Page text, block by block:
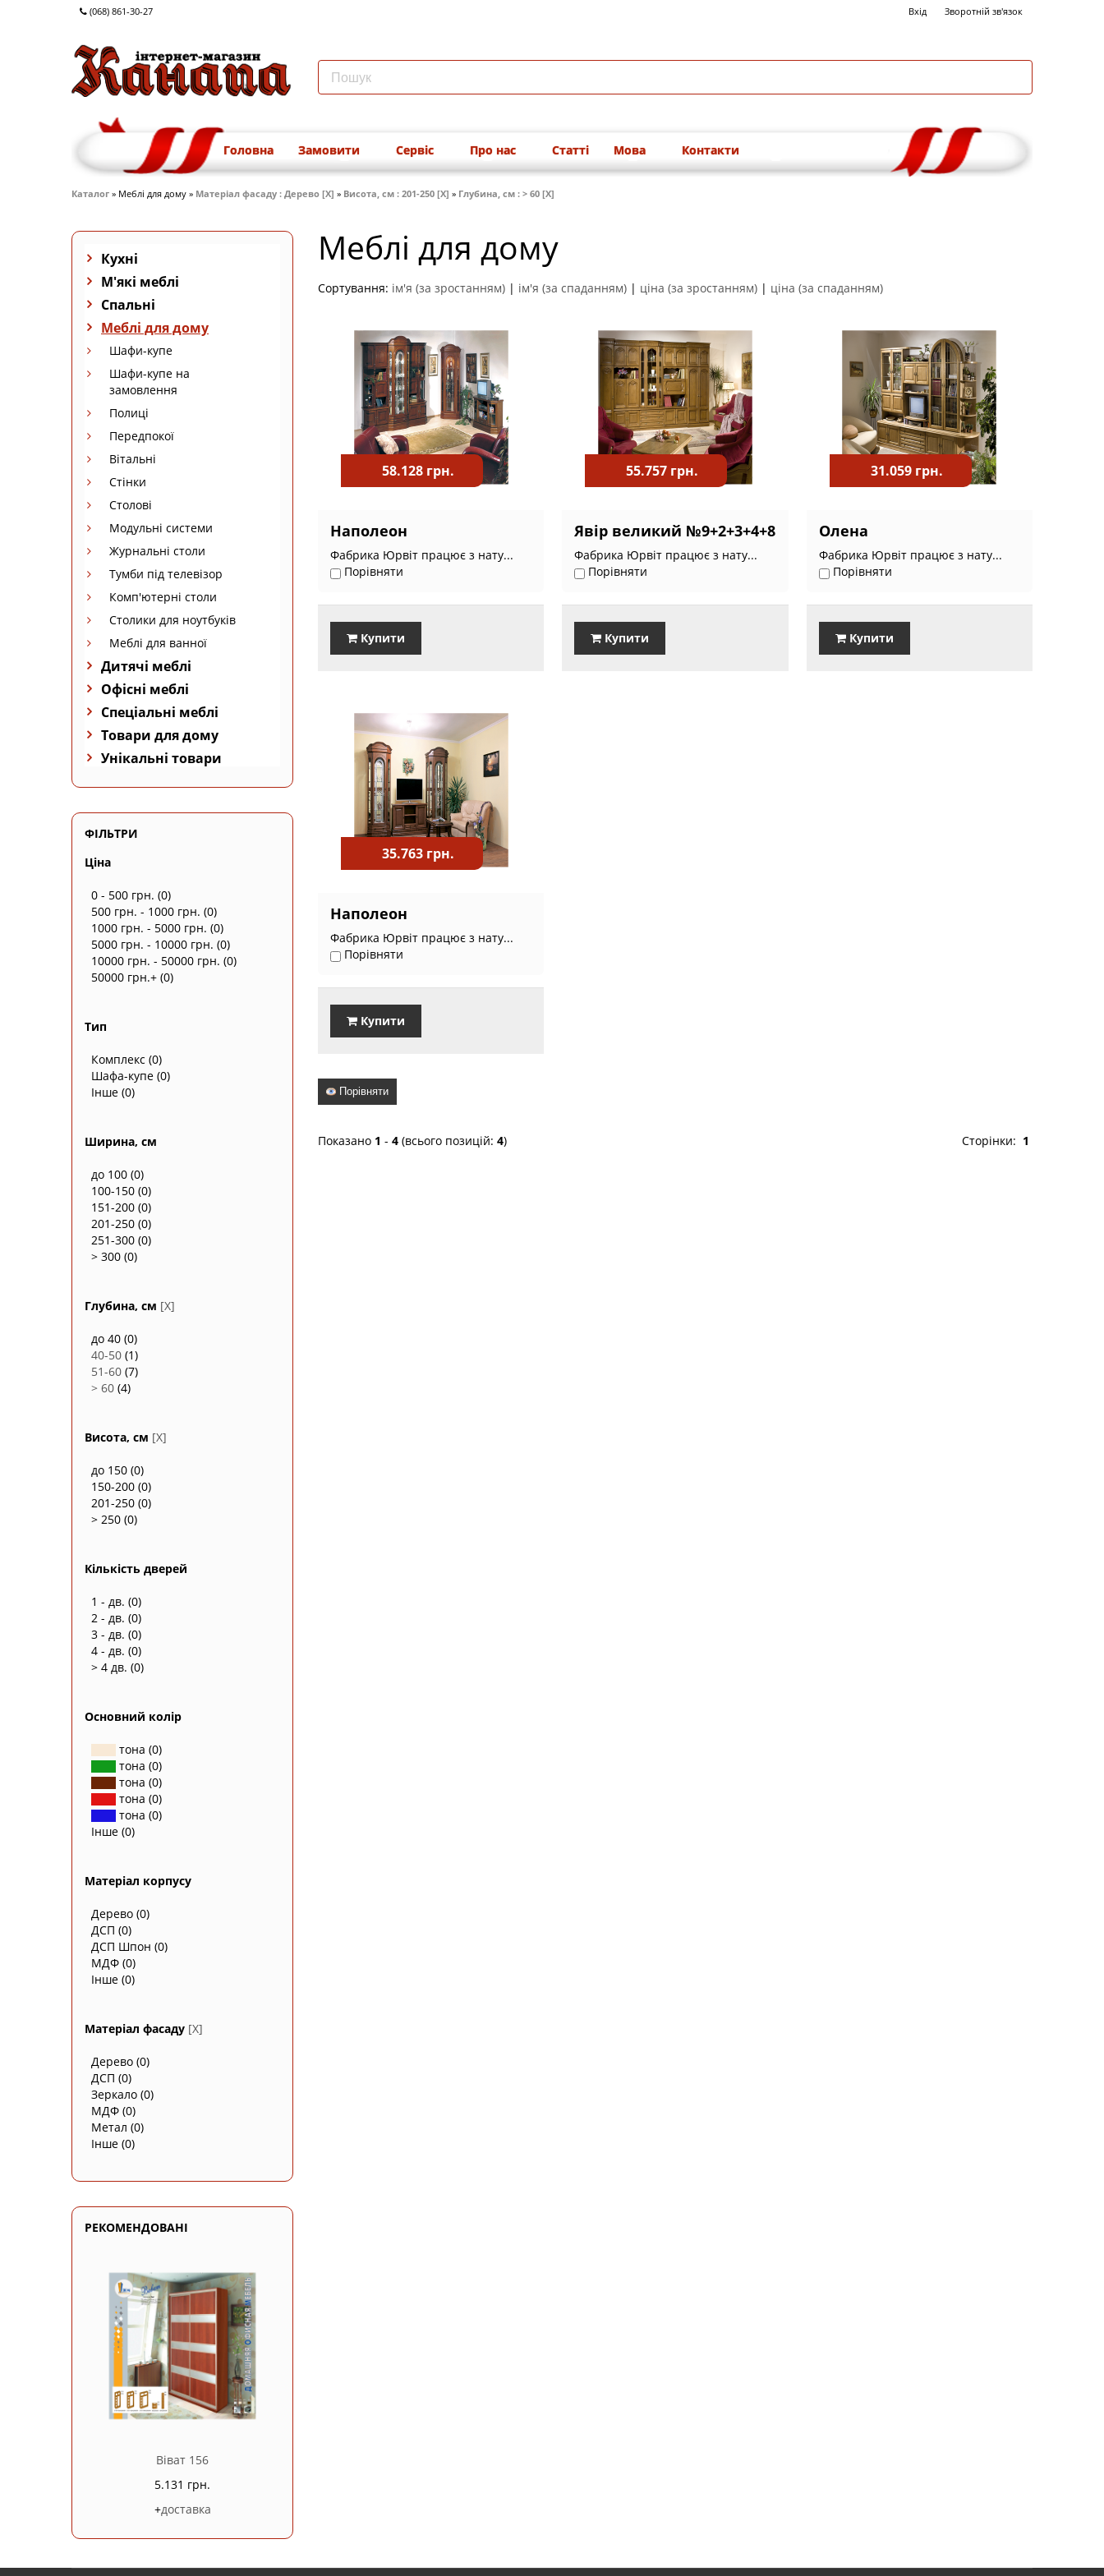
(068) 861-30-27 Вхід Зворотній зв'язок
Головна Замовити Сервіс Про нас Статті Мова Контакти
Каталог » Меблі для дому » Матеріал фасаду : Дерево [X] » Висота, см : 201-250 [X] » Глубина, см : > 60 [X]
Кухні
М'які меблі
Спальні
Меблі для дому
Шафи-купе
Шафи-купе на
замовлення
Полиці
Передпокої
Вітальні
Стінки
Столові
Модульні системи
Журнальні столи
Тумби під телевізор
Комп'ютерні столи
Столики для ноутбуків
Меблі для ванної
Дитячі меблі
Офісні меблі
Спеціальні меблі
Товари для дому
Унікальні товари
ФІЛЬТРИ
Ціна
0 - 500 грн. (0)
500 грн. - 1000 грн. (0)
1000 грн. - 5000 грн. (0)
5000 грн. - 10000 грн. (0)
10000 грн. - 50000 грн. (0)
50000 грн.+ (0)
Тип
Комплекс (0)
Шафа-купе (0)
Інше (0)
Ширина, см
до 100 (0)
100-150 (0)
151-200 (0)
201-250 (0)
251-300 (0)
> 300 (0)
Глубина, см [X]
до 40 (0)
40-50 (1)
51-60 (7)
> 60 (4)
Висота, см [X]
до 150 (0)
150-200 (0)
201-250 (0)
> 250 (0)
Кількість дверей
1 - дв. (0)
2 - дв. (0)
3 - дв. (0)
4 - дв. (0)
> 4 дв. (0)
Основний колір
тона (0)
тона (0)
тона (0)
тона (0)
тона (0)
Інше (0)
Матеріал корпусу
Дерево (0)
ДСП (0)
ДСП Шпон (0)
МДФ (0)
Інше (0)
Матеріал фасаду [X]
Дерево (0)
ДСП (0)
Зеркало (0)
МДФ (0)
Метал (0)
Інше (0)
РЕКОМЕНДОВАНІ
Віват 156
5.131 грн.
+доставка
Меблі для дому
Сортування: ім'я (за зростанням) | ім'я (за спаданням) | ціна (за зростанням) | ціна (за спаданням)
58.128 грн.
Наполеон
Фабрика Юрвіт працює з нату...
Порівняти
Купити
55.757 грн.
Явір великий №9+2+3+4+8
Фабрика Юрвіт працює з нату...
Порівняти
Купити
31.059 грн.
Олена
Фабрика Юрвіт працює з нату...
Порівняти
Купити
35.763 грн.
Наполеон
Фабрика Юрвіт працює з нату...
Порівняти
Купити
Порівняти
Сторінки: 1
Показано 1 -4 (всього позицій:4)